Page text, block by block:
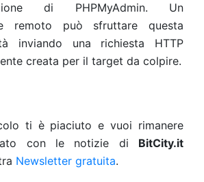
di PHPMyAdmin. Un
remoto può sfruttare questa
inviando una richiesta HTTP
creata per il target da colpire.
ti è piaciuto e vuoi rimanere
con le notizie di BitCity.it
Newsletter gratuita.